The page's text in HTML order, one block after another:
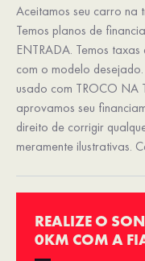
Aceitamos seu carro na
Temos planos de
ENTRADA. Temos
com o modelo
usado com TROCO NA
aprovamos seu
direito de corrigir
meramente ilustrativas.
REALIZE O
0KM COM A